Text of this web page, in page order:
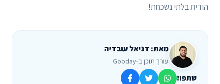
הודית בלתי נשכחת!
מאת: דניאל עובדיה
עורך תוכן ב-Gooday
שתפו!